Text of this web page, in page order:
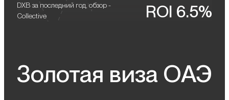
DXB за последний год, обзор -
Collective
ROI 6.5%
Золотая виза ОАЭ